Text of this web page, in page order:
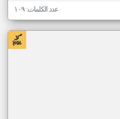
عدد الكلمات: ١٠٩